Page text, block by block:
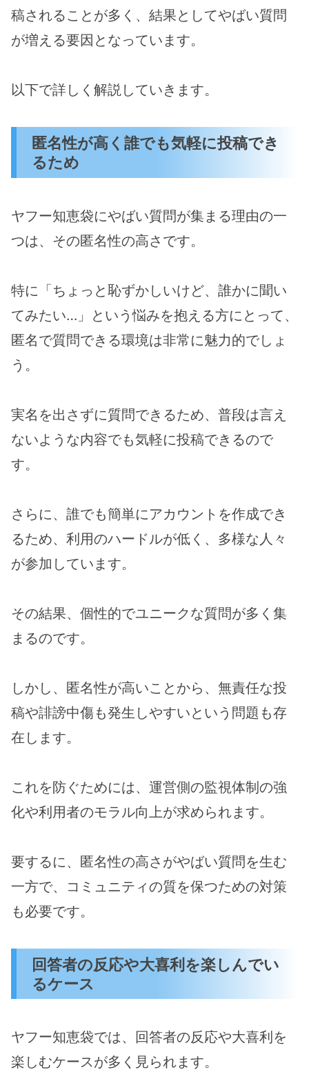
稿されることが多く、結果としてやばい質問
が増える要因となっています。
以下で詳しく解説していきます。
匿名性が高く誰でも気軽に投稿でき
るため
ヤフー知恵袋にやばい質問が集まる理由の一
つは、その匿名性の高さです。
特に「ちょっと恥ずかしいけど、誰かに聞い
てみたい…」という悩みを抱える方にとって、
匿名で質問できる環境は非常に魅力的でしょ
う。
実名を出さずに質問できるため、普段は言え
ないような内容でも気軽に投稿できるので
す。
さらに、誰でも簡単にアカウントを作成でき
るため、利用のハードルが低く、多様な人々
が参加しています。
その結果、個性的でユニークな質問が多く集
まるのです。
しかし、匿名性が高いことから、無責任な投
稿や誹謗中傷も発生しやすいという問題も存
在します。
これを防ぐためには、運営側の監視体制の強
化や利用者のモラル向上が求められます。
要するに、匿名性の高さがやばい質問を生む
一方で、コミュニティの質を保つための対策
も必要です。
回答者の反応や大喜利を楽しんでい
るケース
ヤフー知恵袋では、回答者の反応や大喜利を
楽しむケースが多く見られます。